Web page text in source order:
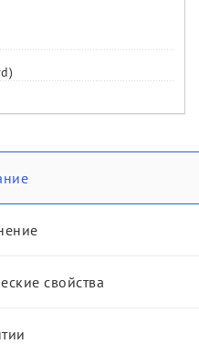
свойства